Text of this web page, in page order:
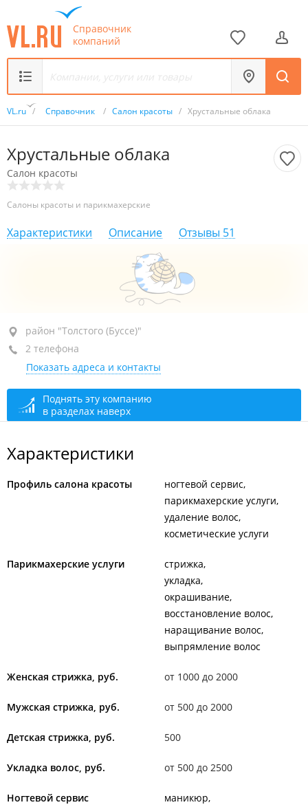
Справочник
компаний
VL.ru / Справочник / Салон красоты / Хрустальные облака
Хрустальные облака
Салон красоты
Салоны красоты и парикмахерские
Характеристики Описание Отзывы 51
район "Толстого (Буссе)", ул. Толстого, 5Г
+7 (423) 273-64-98
+7 914 703-64-98
закрыто, откроется в 10:00
район "Толстого (Буссе)"
2 телефона
Показать адреса и контакты
Поднять эту компанию
в разделах наверх
Характеристики
Профиль салона красоты
ногтевой сервис
парикмахерские услуги
удаление волос
косметические услуги
Парикмахерские услуги
стрижка
укладка
окрашивание
восстановление волос
наращивание волос
выпрямление волос
Женская стрижка, руб. от 1000 до 2000
Мужская стрижка, руб. от 500 до 2000
Детская стрижка, руб. 500
Укладка волос, руб. от 500 до 2500
Ногтевой сервис
маникюр